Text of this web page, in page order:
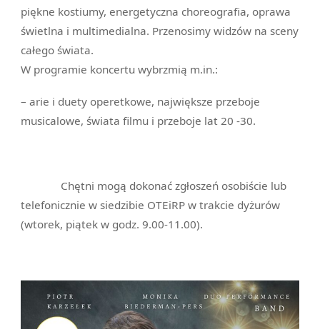
piękne kostiumy, energetyczna choreografia, oprawa
świetlna i multimedialna. Przenosimy widzów na sceny
całego świata.
W programie koncertu wybrzmią m.in.:
– arie i duety operetkowe, największe przeboje
musicalowe, świata filmu i przeboje lat 20 -30.
Chętni mogą dokonać zgłoszeń osobiście lub
telefonicznie w siedzibie OTEiRP w trakcie dyżurów
(wtorek, piątek w godz. 9.00-11.00).